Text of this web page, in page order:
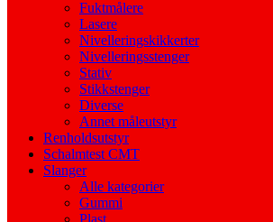
Fuktmålere
Lasere
Nivelleringskikkerter
Nivelleringsstenger
Stativ
Stikkstenger
Diverse
Annet måleutstyr
Renholdsutstyr
Schalmtest CMT
Slanger
Alle kategorier
Gummi
Plast